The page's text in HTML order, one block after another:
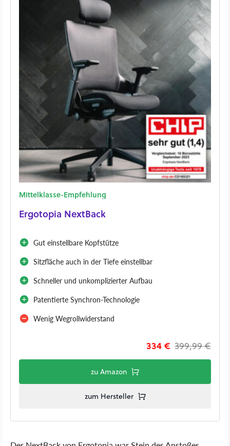
Mittelklasse-Empfehlung
Ergotopia NextBack
Gut einstellbare Kopfstütze
Sitzfläche auch in der Tiefe einstellbar
Schneller und unkomplizierter Aufbau
Patentierte Synchron-Technologie
Wenig Wegrollwiderstand
399,99 €
334 €
zu Amazon
zum Hersteller